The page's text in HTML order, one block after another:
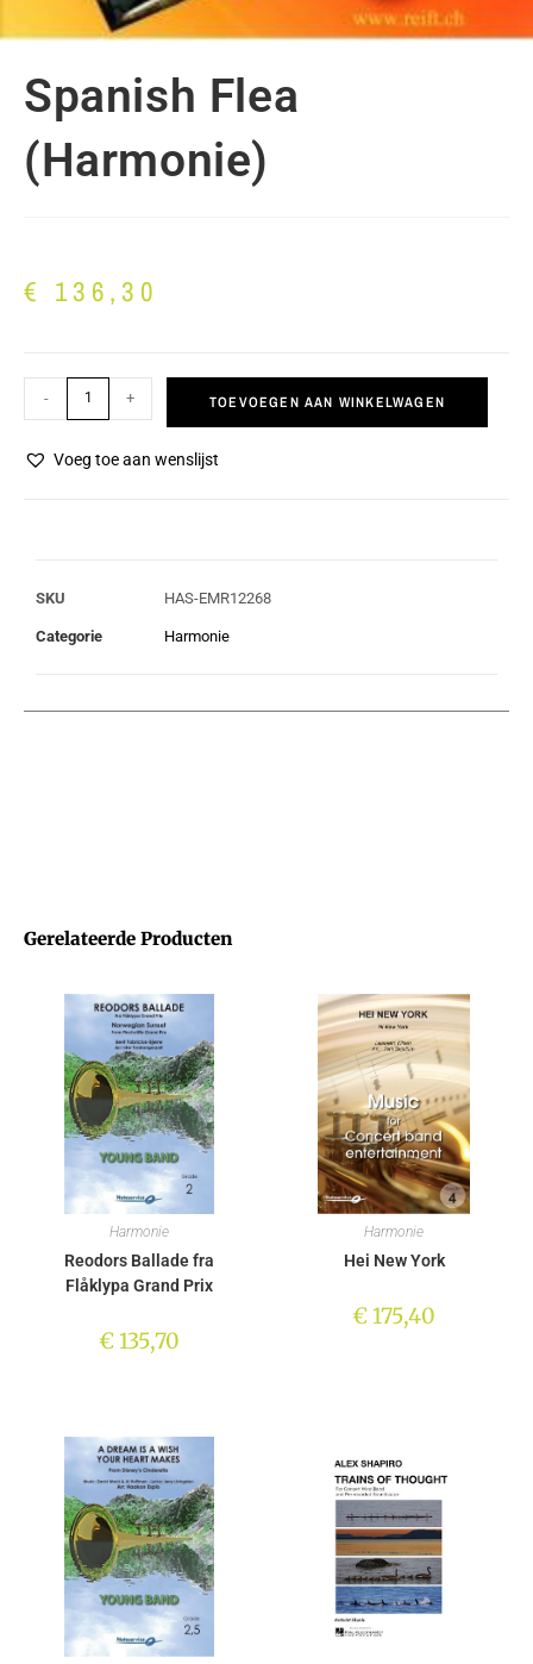
Spanish Flea
(Harmonie)
€ 136,30
- + TOEVOEGEN AAN WINKELWAGEN
Voeg toe aan wenslijst
SKU HAS-EMR12268
Categorie Harmonie
Gerelateerde Producten
Harmonie
Reodors Ballade fra
Flåklypa Grand Prix
€135,70
Harmonie
Hei New York
€175,40